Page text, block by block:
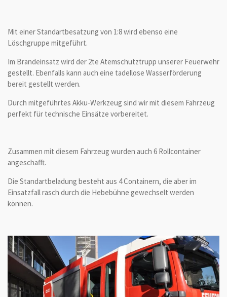
Mit einer Standartbesatzung von 1:8 wird ebenso eine
Löschgruppe mitgeführt.
Im Brandeinsatz wird der 2te Atemschutztrupp unserer Feuerwehr
gestellt. Ebenfalls kann auch eine tadellose Wasserförderung
bereit gestellt werden.
Durch mitgeführtes Akku-Werkzeug sind wir mit diesem Fahrzeug
perfekt für technische Einsätze vorbereitet.
Zusammen mit diesem Fahrzeug wurden auch 6 Rollcontainer
angeschafft.
Die Standartbeladung besteht aus 4 Containern, die aber im
Einsatzfall rasch durch die Hebebühne gewechselt werden
können.